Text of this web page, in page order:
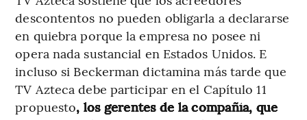
descontentos no pueden obligarla a declararse
en quiebra porque la empresa no posee ni
opera nada sustancial en Estados Unidos. E
incluso si Beckerman dictamina más tarde que
TV Azteca debe participar en el Capítulo 11
propuesto, los gerentes de la compañía, que